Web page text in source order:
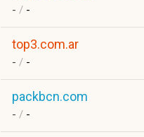
- / -
top3.com.ar
- / -
packbcn.com
- / -